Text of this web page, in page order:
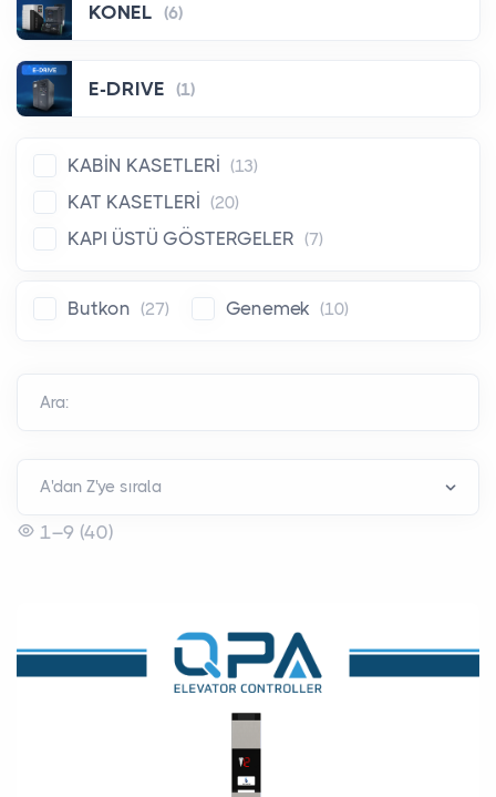
KONEL (6)
E-DRIVE (1)
KABİN KASETLERİ (13)
KAT KASETLERİ (20)
KAPI ÜSTÜ GÖSTERGELER (7)
Butkon (27) Genemek (10)
Ara:
1–9 (40)